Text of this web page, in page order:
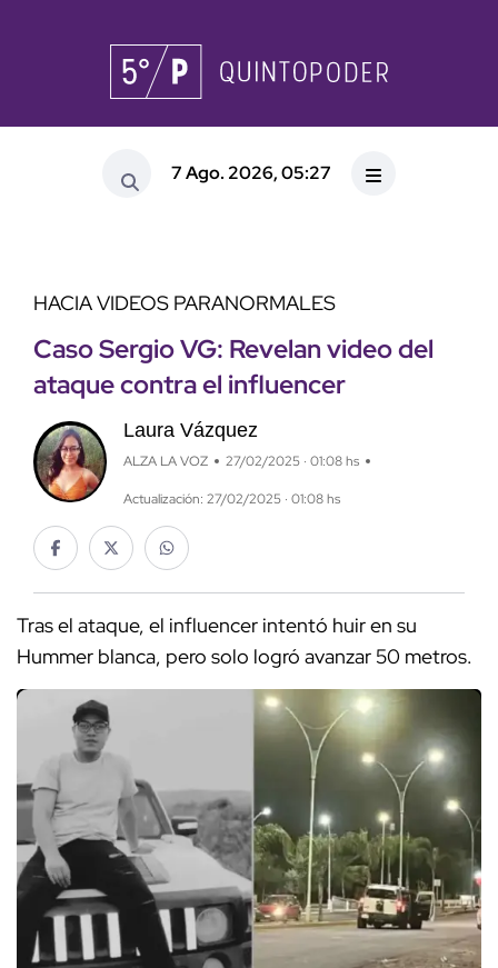
7 Ago. 2026, 05:27
HACIA VIDEOS PARANORMALES
Caso Sergio VG: Revelan video del
ataque contra el influencer
Laura Vázquez
ALZA LA VOZ 27/02/2025 · 01:08 hs
Actualización: 27/02/2025 · 01:08 hs
Tras el ataque, el influencer intentó huir en su
Hummer blanca, pero solo logró avanzar 50 metros.